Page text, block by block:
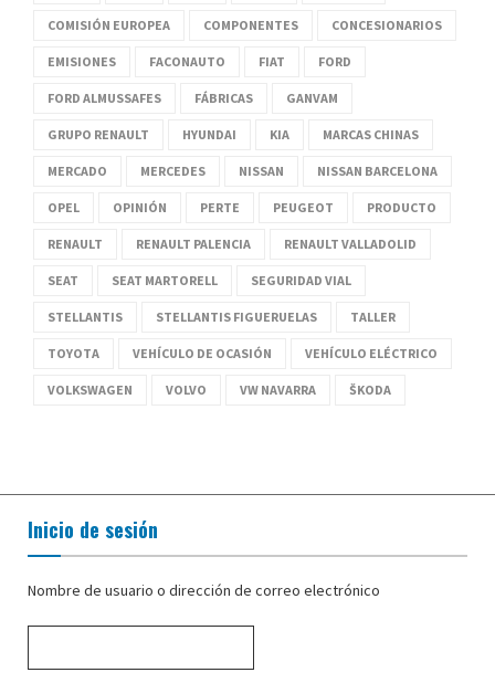
COMISIÓN EUROPEA COMPONENTES CONCESIONARIOS
EMISIONES FACONAUTO FIAT FORD
FORD ALMUSSAFES FÁBRICAS GANVAM
GRUPO RENAULT HYUNDAI KIA MARCAS CHINAS
MERCADO MERCEDES NISSAN NISSAN BARCELONA
OPEL OPINIÓN PERTE PEUGEOT PRODUCTO
RENAULT RENAULT PALENCIA RENAULT VALLADOLID
SEAT SEAT MARTORELL SEGURIDAD VIAL
STELLANTIS STELLANTIS FIGUERUELAS TALLER
TOYOTA VEHÍCULO DE OCASIÓN VEHÍCULO ELÉCTRICO
VOLKSWAGEN VOLVO VW NAVARRA ŠKODA
Inicio de sesión
Nombre de usuario o dirección de correo electrónico